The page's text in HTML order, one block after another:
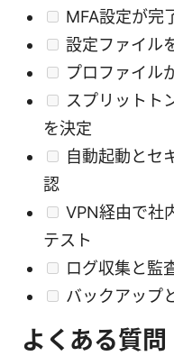
MFA設定が完
設定ファイル
プロファイル
スプリットト
を決定
自動起動とセ
認
VPN経由で社
テスト
ログ収集と監
バックアップ
よくある質問